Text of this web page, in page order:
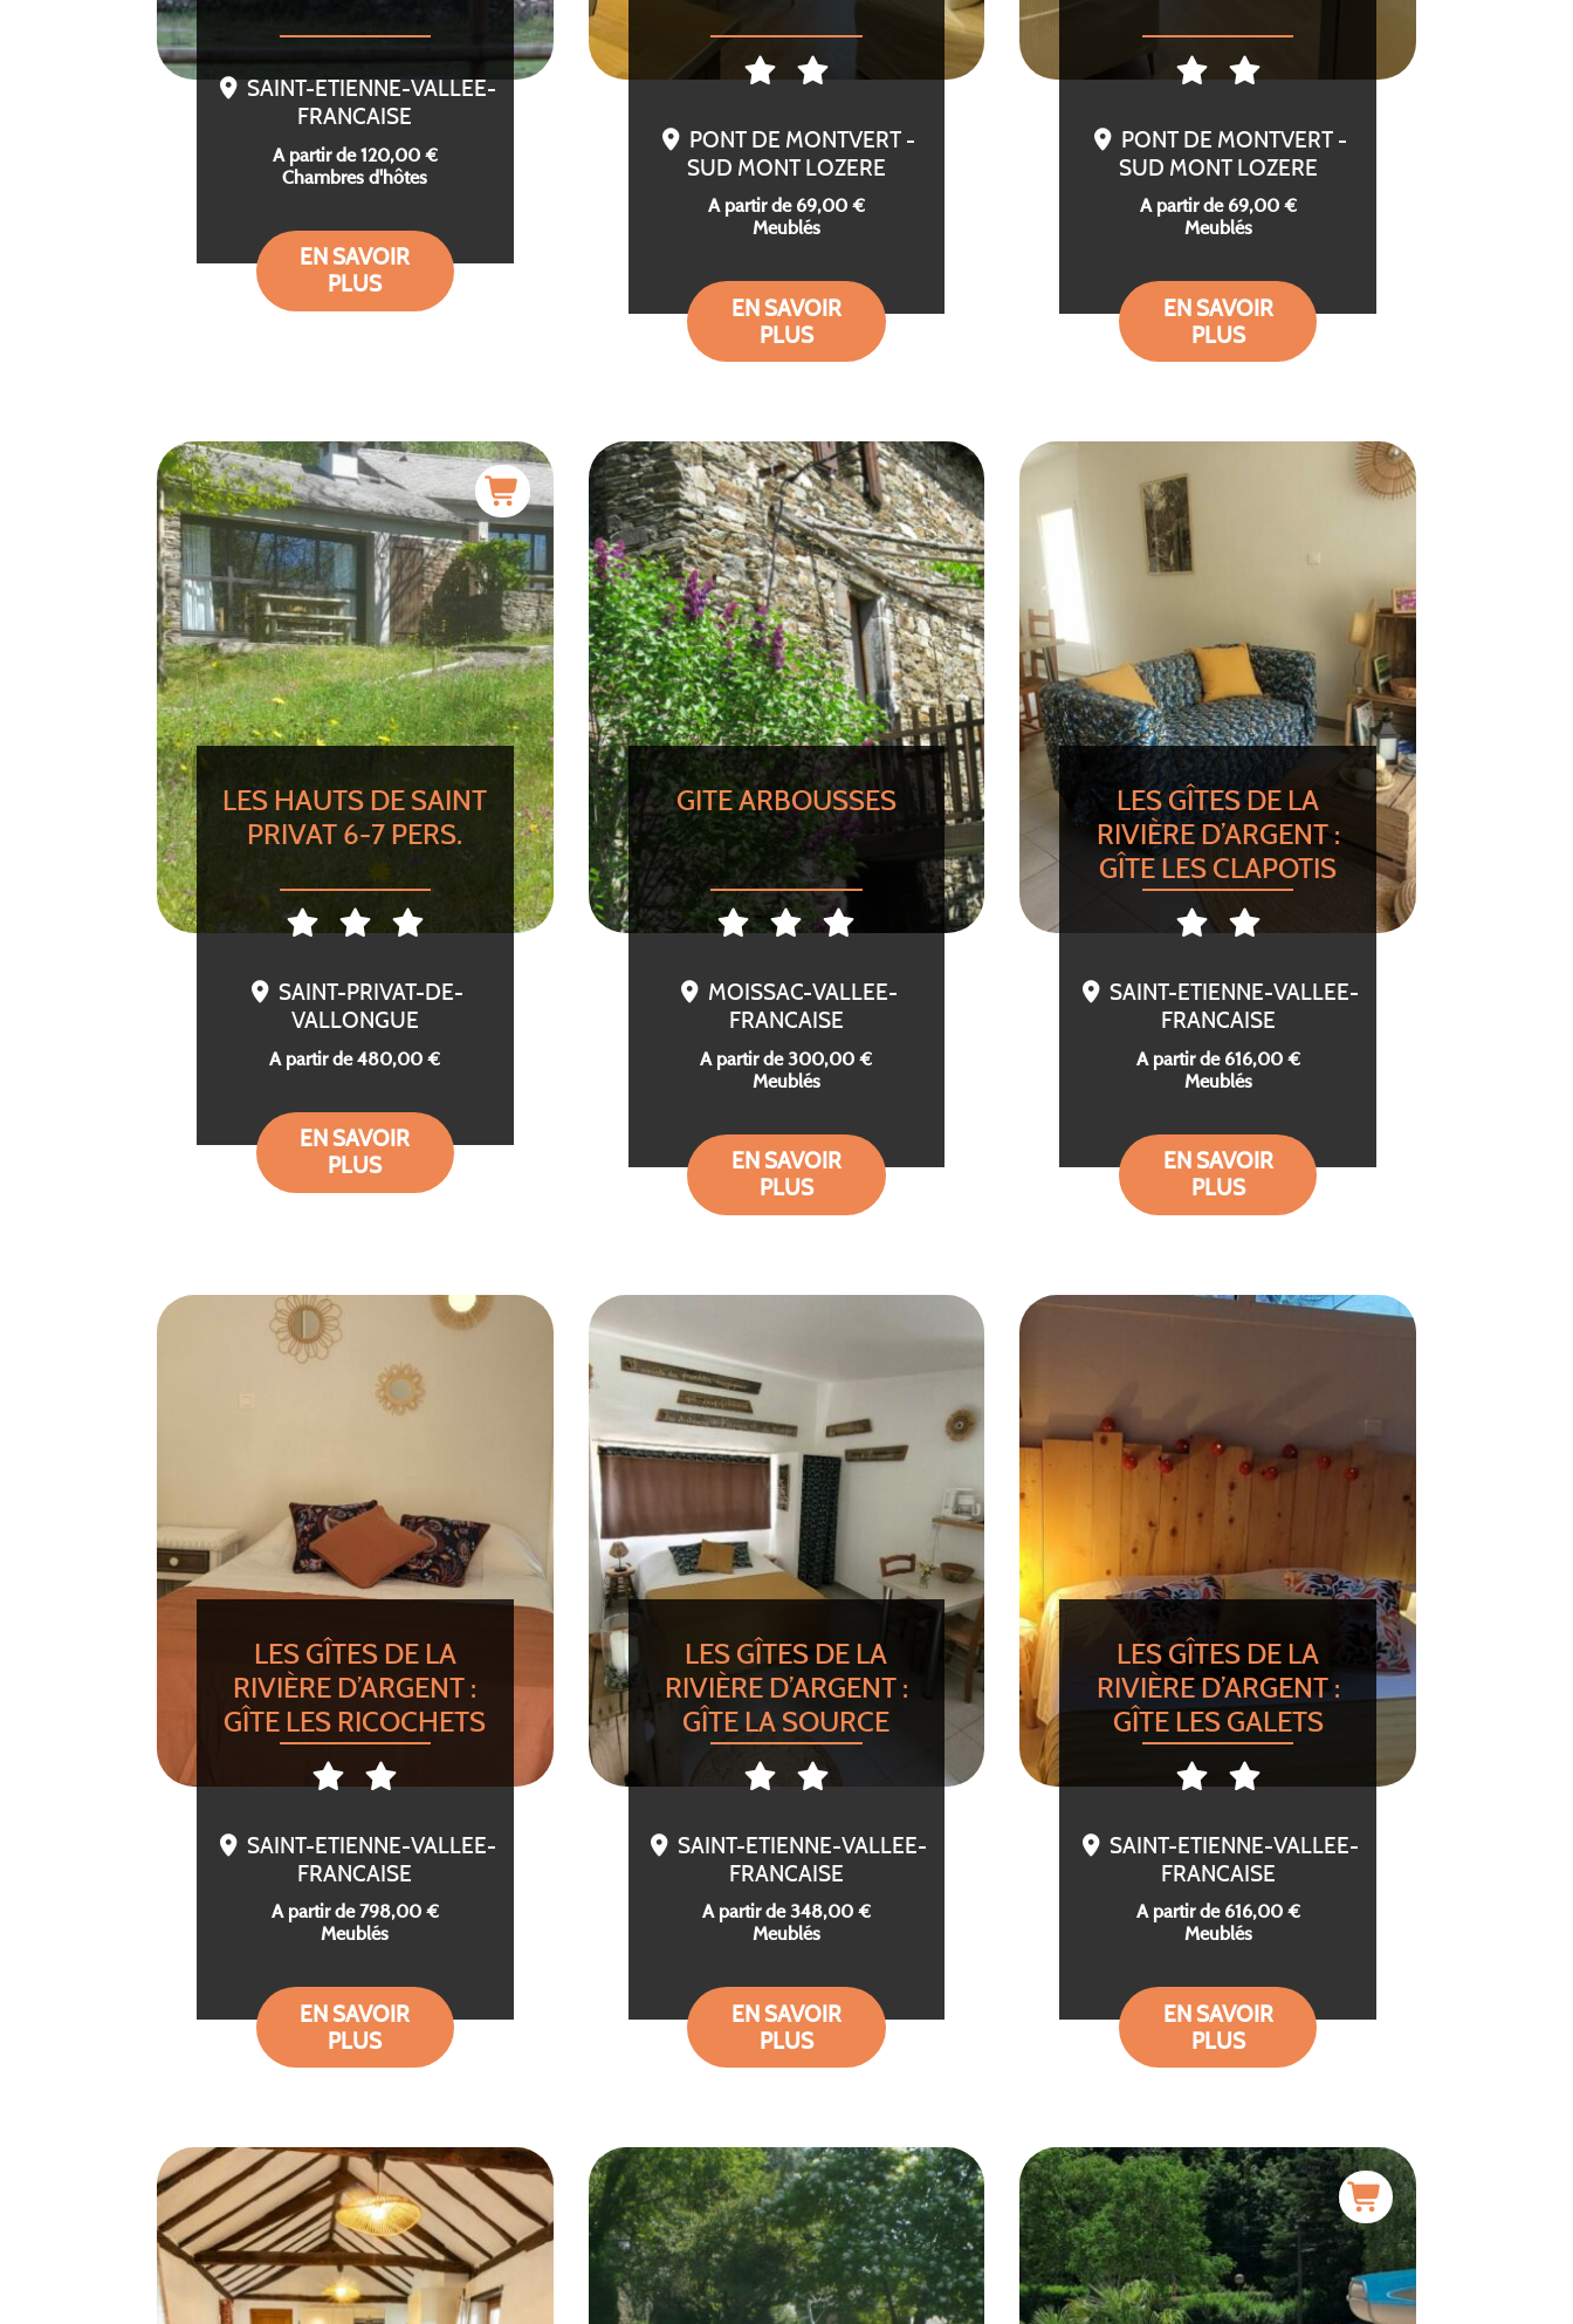
SAINT-ETIENNE-VALLEE-
FRANCAISE
A partir de 120,00 €
Chambres d'hôtes
EN SAVOIR
PLUS
PONT DE MONTVERT -
SUD MONT LOZERE
A partir de 69,00 €
Meublés
EN SAVOIR
PLUS
PONT DE MONTVERT -
SUD MONT LOZERE
A partir de 69,00 €
Meublés
EN SAVOIR
PLUS
LES HAUTS DE SAINT
PRIVAT 6-7 PERS.
SAINT-PRIVAT-DE-
VALLONGUE
A partir de 480,00 €
EN SAVOIR
PLUS
GITE ARBOUSSES
MOISSAC-VALLEE-
FRANCAISE
A partir de 300,00 €
Meublés
EN SAVOIR
PLUS
LES GÎTES DE LA
RIVIÈRE D’ARGENT :
GÎTE LES CLAPOTIS
SAINT-ETIENNE-VALLEE-
FRANCAISE
A partir de 616,00 €
Meublés
EN SAVOIR
PLUS
LES GÎTES DE LA
RIVIÈRE D’ARGENT :
GÎTE LES RICOCHETS
SAINT-ETIENNE-VALLEE-
FRANCAISE
A partir de 798,00 €
Meublés
EN SAVOIR
PLUS
LES GÎTES DE LA
RIVIÈRE D’ARGENT :
GÎTE LA SOURCE
SAINT-ETIENNE-VALLEE-
FRANCAISE
A partir de 348,00 €
Meublés
EN SAVOIR
PLUS
LES GÎTES DE LA
RIVIÈRE D’ARGENT :
GÎTE LES GALETS
SAINT-ETIENNE-VALLEE-
FRANCAISE
A partir de 616,00 €
Meublés
EN SAVOIR
PLUS